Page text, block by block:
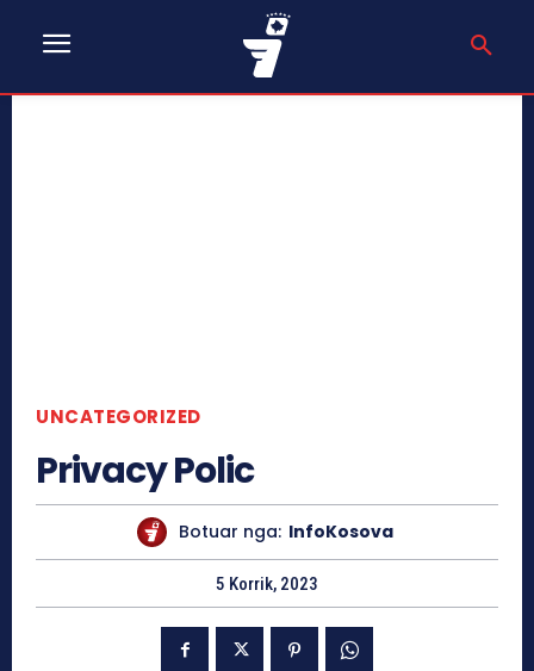
UNCATEGORIZED
Privacy Polic
Botuar nga: InfoKosova
5 Korrik, 2023